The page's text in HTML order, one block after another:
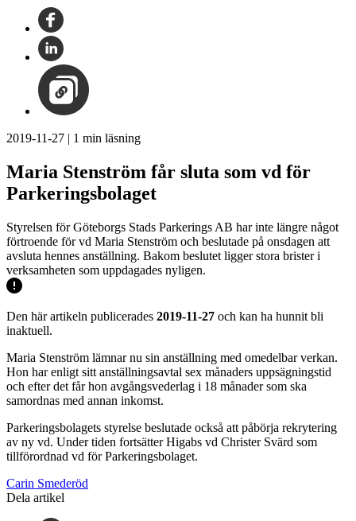
2019-11-27 | 1 min läsning
Maria Stenström får sluta som vd för
Parkeringsbolaget
Styrelsen för Göteborgs Stads Parkerings AB har inte längre något
förtroende för vd Maria Stenström och beslutade på onsdagen att
avsluta hennes anställning. Bakom beslutet ligger stora brister i
verksamheten som uppdagades nyligen.
Den här artikeln publicerades 2019-11-27 och kan ha hunnit bli
inaktuell.
Maria Stenström lämnar nu sin anställning med omedelbar verkan.
Hon har enligt sitt anställningsavtal sex månaders uppsägningstid
och efter det får hon avgångsvederlag i 18 månader som ska
samordnas med annan inkomst.
Parkeringsbolagets styrelse beslutade också att påbörja rekrytering
av ny vd. Under tiden fortsätter Higabs vd Christer Svärd som
tillförordnad vd för Parkeringsbolaget.
Carin Smederöd
Dela artikel